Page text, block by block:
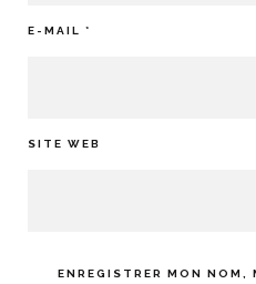
E-MAIL *
SITE WEB
ENREGISTRER MON